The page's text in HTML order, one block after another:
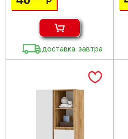
доставка: завтра